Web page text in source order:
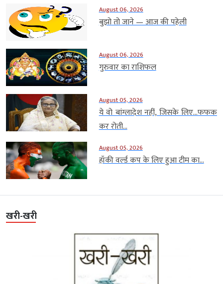
August 06, 2026
बुझो तो जाने — आज की पहेली
August 06, 2026
गुरुवार का राशिफल
August 05, 2026
ये वो बांग्लादेश नहीं, जिसके लिए…फफक
कर रोती...
August 05, 2026
हॉकी वर्ल्ड कप के लिए हुआ टीम का...
खरी-खरी